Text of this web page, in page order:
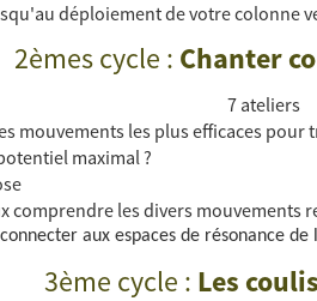
déploiement de votre colonne
2èmes cycle : Chanter
7 ateliers
mouvements les plus efficaces pour
maximal ?
comprendre les divers mouvements
aux espaces de résonance de
3ème cycle : Les